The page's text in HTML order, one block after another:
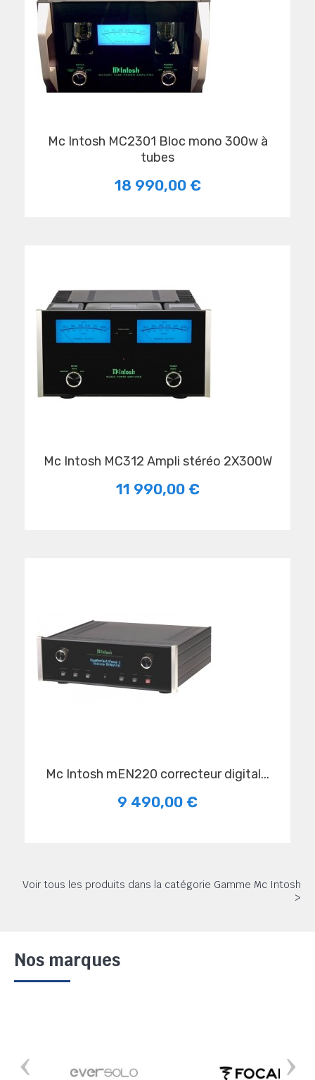
Mc Intosh MC2301 Bloc mono 300w à
tubes
18 990,00 €
Mc Intosh MC312 Ampli stéréo 2X300W
11 990,00 €
Mc Intosh mEN220 correcteur digital...
9 490,00 €
Voir tous les produits dans la catégorie Gamme Mc Intosh
>
Nos marques